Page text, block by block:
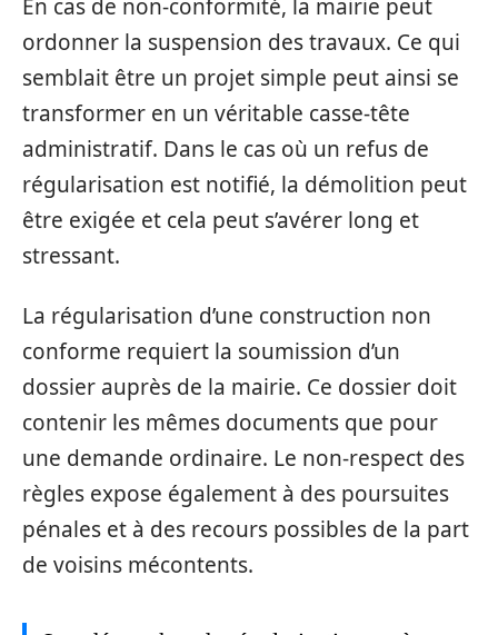
En cas de non-conformité, la mairie peut
ordonner la suspension des travaux. Ce qui
semblait être un projet simple peut ainsi se
transformer en un véritable casse-tête
administratif. Dans le cas où un refus de
régularisation est notifié, la démolition peut
être exigée et cela peut s’avérer long et
stressant.
La régularisation d’une construction non
conforme requiert la soumission d’un
dossier auprès de la mairie. Ce dossier doit
contenir les mêmes documents que pour
une demande ordinaire. Le non-respect des
règles expose également à des poursuites
pénales et à des recours possibles de la part
de voisins mécontents.